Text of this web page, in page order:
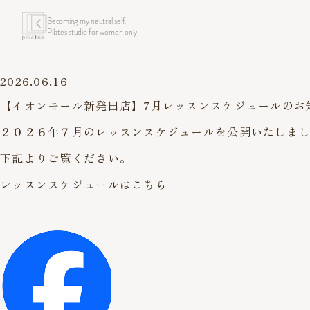
Becoming my neutral self.
Pilates studio for women only.
2026.06.16
【イオンモール新発田店】7月レッスンスケジュールのお
２０２６年７月のレッスンスケジュールを公開いたしまし
下記よりご覧ください。
レッスンスケジュールはこちら